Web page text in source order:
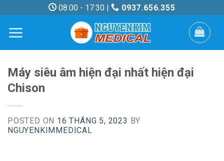
content
08:00 - 17:30 | 0937.656.355
Máy siêu âm hiện đại nhất hiện đại
Chison
POSTED ON 16 THÁNG 5, 2023 BY
NGUYENKIMMEDICAL